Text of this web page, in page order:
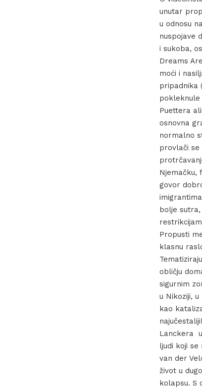
unutar
u odnosu
nuspojave
i sukoba,
Dreams
moći i
pripadnika
pokleknule
Puettera
osnovna
normalno
provlači se
Njemačku,
govor
bolje
Propusti
klasnu
obličju
sigurnim
u Nikoziji,
kao
Lanckera
ljudi koji se
van der
život u
kolapsu. S